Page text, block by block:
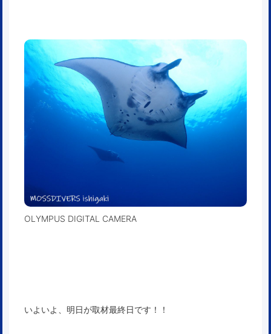
OLYMPUS DIGITAL CAMERA
いよいよ、明日が取材最終日です！！